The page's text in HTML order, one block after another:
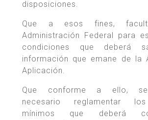
disposiciones.
Que a esos fines,
Administración Federal para
condiciones que deberá
información que emane de la
Aplicación.
Que conforme a ello, se
necesario reglamentar
mínimos que deberá